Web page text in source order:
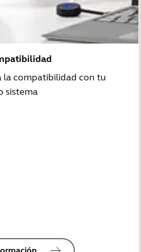
la compatibilidad con tu
sistema